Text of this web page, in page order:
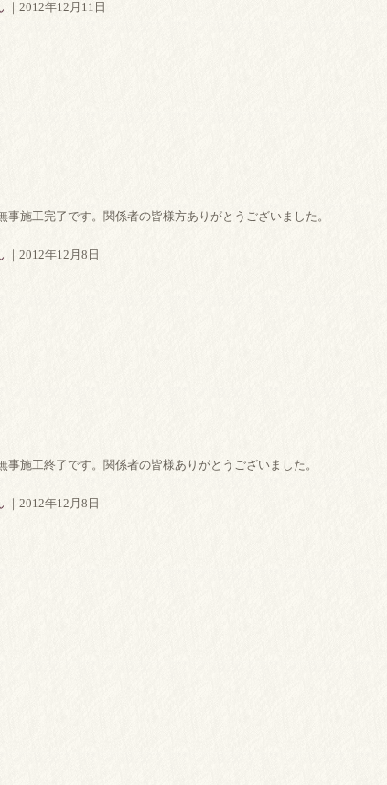
｜2012年12月11日
事施工完了です。関係者の皆様方ありがとうございました。
｜2012年12月8日
事施工終了です。関係者の皆様ありがとうございました。
｜2012年12月8日